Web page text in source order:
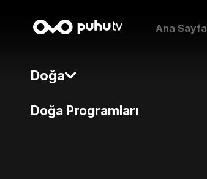
Ana Sayfa
Doğa
Doğa Programları